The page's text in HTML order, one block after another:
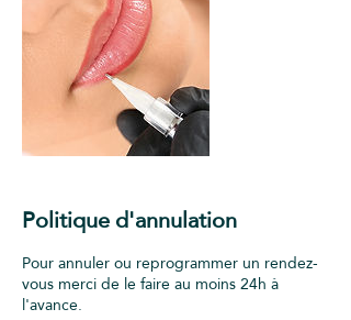
Politique d'annulation
Pour annuler ou reprogrammer un rendez-
vous merci de le faire au moins 24h à
l'avance.